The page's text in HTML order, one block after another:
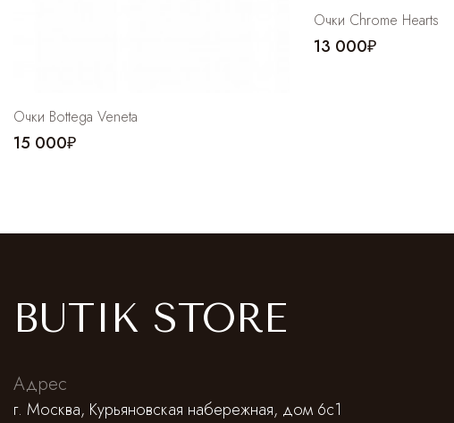
Очки Bottega Veneta
15 000₽
Очки Chrome Hearts
13 000₽
BUTIK STORE
Адрес
г. Москва, Курьяновская набережная, дом 6с1